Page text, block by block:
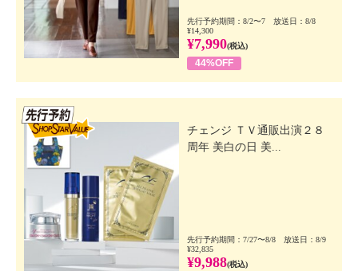
先行予約期間：8/2〜7 放送日：8/8
¥14,300
¥7,990(税込)
44%OFF
チェンジ ＴＶ通販出演２８
周年 美白の日 美...
先行予約期間：7/27〜8/8 放送日：8/9
¥32,835
¥9,988(税込)